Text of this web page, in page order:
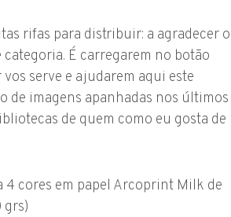
rifas para distribuir: a agradecer o
É carregarem no botão
serve e ajudarem aqui este
de imagens apanhadas nos últimos
de quem como eu gosta de
4 cores em papel Arcoprint Milk de
grs)